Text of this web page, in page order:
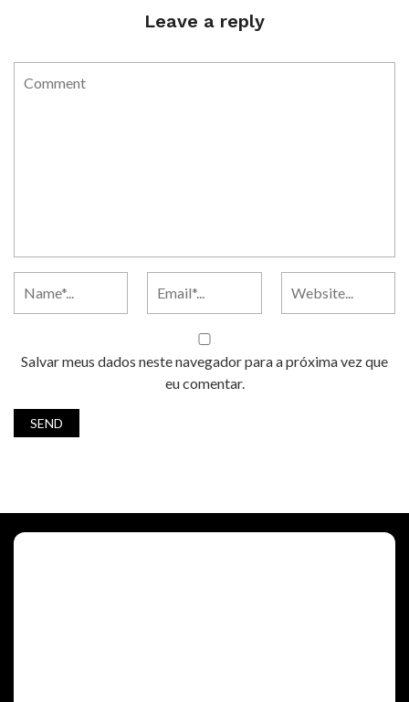
Leave a reply
Salvar meus dados neste navegador para a próxima vez que
eu comentar.